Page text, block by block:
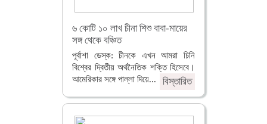
৬ কোটি ১০ লাখ চীনা শিশু বাবা-মায়ের
সঙ্গ থেকে বঞ্চিত
পূর্বাশা ডেস্ক: চীনকে এখন আমরা চিনি
বিশ্বের দ্বিতীয় অর্থনৈতিক শক্তি হিসেবে।
আমেরিকার সঙ্গে পাল্লা দিয়ে...
বিস্তারিত